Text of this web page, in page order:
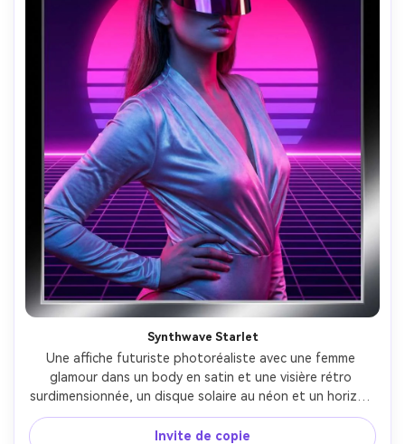
Synthwave Starlet
Une affiche futuriste photoréaliste avec une femme
glamour dans un body en satin et une visière rétro
surdimensionnée, un disque solaire au néon et un horizon
de grille derrière elle, une palette rose et violet chaud,
une typographie audacieuse inspirée des années 80 avec
Invite de copie